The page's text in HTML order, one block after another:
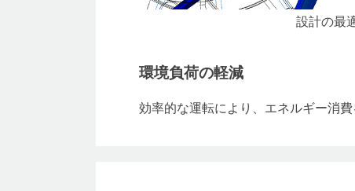
設計の最
環境負荷の軽減
効率的な運転により、エネルギー消